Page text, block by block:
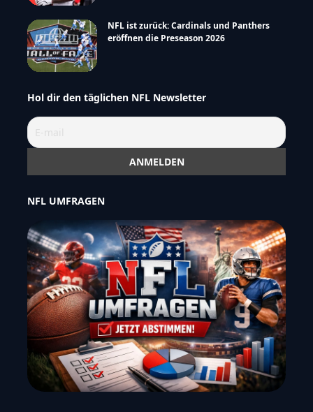
NFL ist zurück: Cardinals und Panthers
eröffnen die Preseason 2026
Hol dir den täglichen NFL Newsletter
NFL UMFRAGEN